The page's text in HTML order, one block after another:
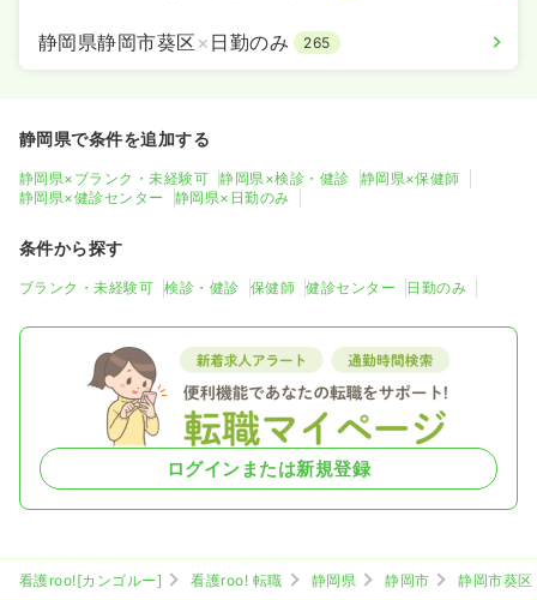
静岡県静岡市葵区 × 日勤のみ 265
静岡県で条件を追加する
静岡県×ブランク・未経験可 静岡県×検診・健診
静岡県×保健師
静岡県×健診センター
静岡県×日勤のみ
条件から探す
ブランク・未経験可 検診・健診 保健師 健診センター 日勤のみ
ログインまたは新規登録
看護roo![カンゴルー] 看護roo! 転職 静岡県 静岡市
静岡市葵区